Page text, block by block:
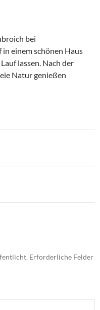
bei
einem schönen Haus
lassen. Nach der
Natur genießen
Erforderliche Felder